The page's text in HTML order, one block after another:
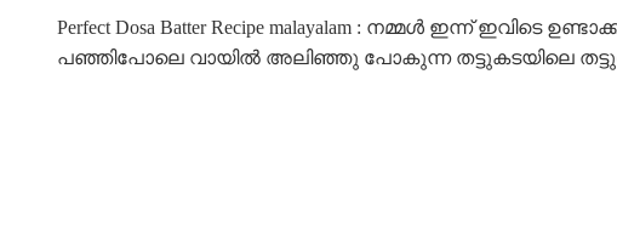
Perfect Dosa Batter Recipe malayalam : നമ്മൾ ഇന്ന്
പഞ്ഞിപോലെ വായിൽ അലിഞ്ഞു പോകുന്ന തട്ടുകടയിലെ